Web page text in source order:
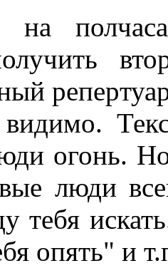
на
видимо.
огонь.
люди
тебя
опять" и